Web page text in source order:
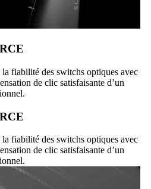
fiabilité des switchs optiques avec
de clic satisfaisante d’un
fiabilité des switchs optiques avec
de clic satisfaisante d’un